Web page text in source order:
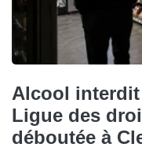
Alcool
Ligue des
déboutée à